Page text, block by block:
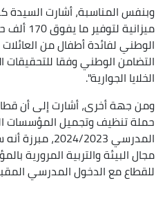
وبنفس المناسبة، أشارت السيدة
ميزانية
الوطني لفائدة أطفال من
التضامن الوطني وفقا للتحقيقات
الخلايا الجوارية".
ومن جهة أخرى، أشارت إلى أن
حملة تنظيف وتجميل المؤسسات
المدرسي 2024/
مجال البيئة والتربية المرورية
للقطاع مع الدخول المدرسي المقبل.